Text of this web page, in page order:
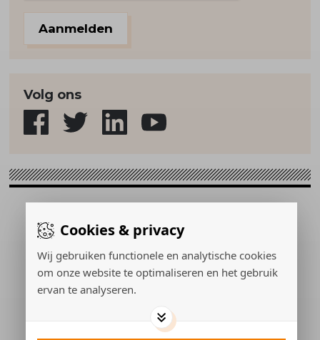
Cookies & privacy
Wij gebruiken functionele en analytische cookies
om onze website te optimaliseren en het gebruik
ervan te analyseren.
Aanmelden
Volg ons
Gerealiseerd door:
PRIVACY POLICY
COOKIES